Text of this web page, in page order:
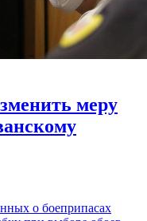
меру
о боеприпасах